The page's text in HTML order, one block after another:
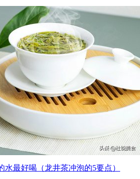
水最好喝（龙井茶冲泡的5要点）